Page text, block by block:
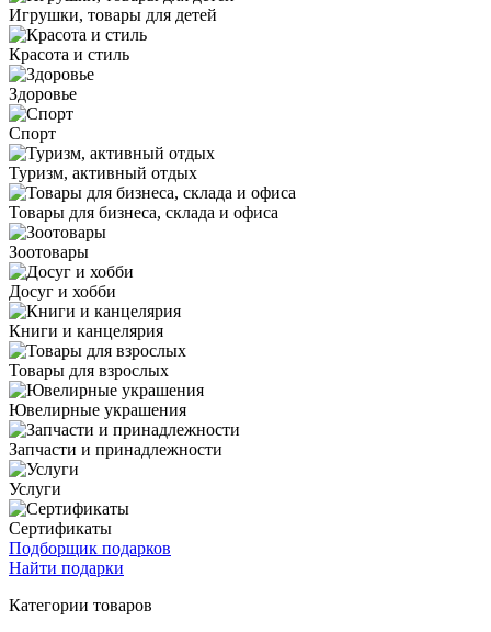
Игрушки, товары для детей
Красота и стиль
Здоровье
Спорт
Туризм, активный отдых
Товары для бизнеса, склада и офиса
Зоотовары
Досуг и хобби
Книги и канцелярия
Товары для взрослых
Ювелирные украшения
Запчасти и принадлежности
Услуги
Сертификаты
Подборщик подарков
Найти подарки
Категории товаров